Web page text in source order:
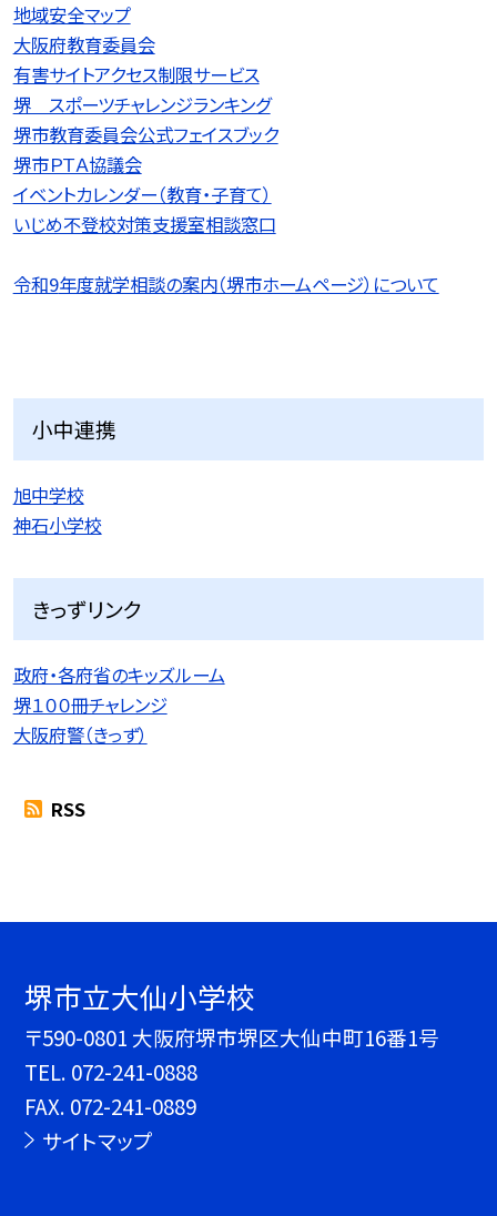
地域安全マップ
大阪府教育委員会
有害サイトアクセス制限サービス
堺 スポーツチャレンジランキング
堺市教育委員会公式フェイスブック
堺市ＰＴＡ協議会
イベントカレンダー（教育・子育て）
いじめ不登校対策支援室相談窓口
令和9年度就学相談の案内（堺市ホームページ）について
小中連携
旭中学校
神石小学校
きっずリンク
政府・各府省のキッズルーム
堺１００冊チャレンジ
大阪府警（きっず）
RSS
堺市立大仙小学校
〒590-0801 大阪府堺市堺区大仙中町16番1号
TEL. 072-241-0888
FAX. 072-241-0889
サイトマップ